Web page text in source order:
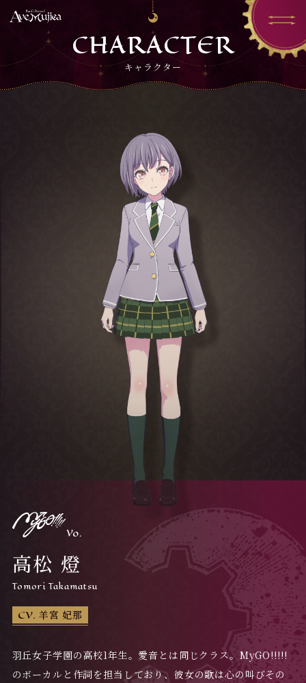
CHARACTER
キャラクター
Vo.
高松 燈
Tomori Takamatsu
CV. 羊宮 妃那
羽丘女子学園の高校1年生。愛音とは同じクラス。MyGO!!!!!
のボーカルと作詞を担当しており、彼女の歌は心の叫びその